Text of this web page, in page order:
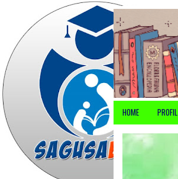
HOME PROFIL